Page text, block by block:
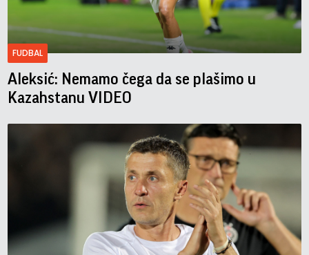
FUDBAL
Aleksić: Nemamo čega da se plašimo u
Kazahstanu VIDEO